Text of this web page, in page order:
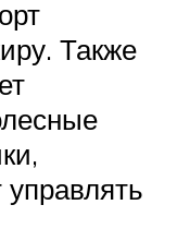
Также